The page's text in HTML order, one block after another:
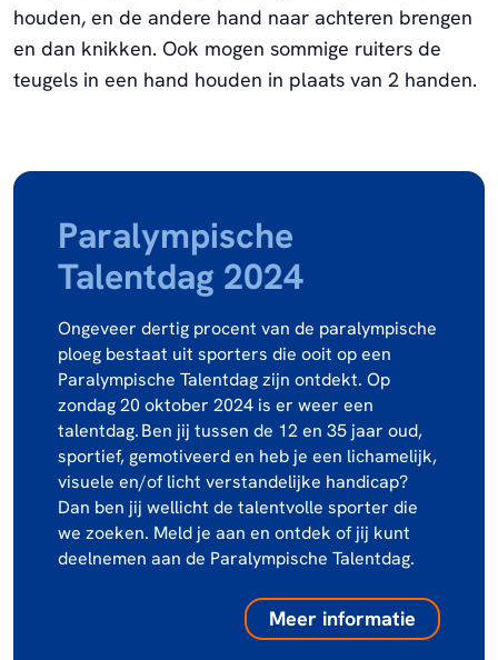
houden, en de andere hand naar achteren brengen
en dan knikken. Ook mogen sommige ruiters de
teugels in een hand houden in plaats van 2 handen.
Paralympische
Talentdag 2024
Ongeveer dertig procent van de paralympische
ploeg bestaat uit sporters die ooit op een
Paralympische Talentdag zijn ontdekt. Op
zondag 20 oktober 2024 is er weer een
talentdag. Ben jij tussen de 12 en 35 jaar oud,
sportief, gemotiveerd en heb je een lichamelijk,
visuele en/of licht verstandelijke handicap?
Dan ben jij wellicht de talentvolle sporter die
we zoeken. Meld je aan en ontdek of jij kunt
deelnemen aan de Paralympische Talentdag.
Meer informatie